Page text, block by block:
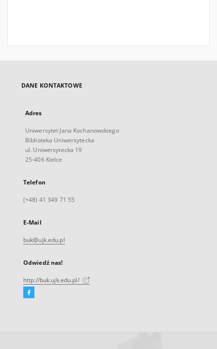
DANE KONTAKTOWE
Adres
Uniwersytet Jana Kochanowskiego
Biblioteka Uniwersytecka
ul. Uniwersytecka 19
25-406 Kielce
Telefon
(+48) 41 349 71 55
E-Mail
buk@ujk.edu.pl
Odwiedź nas!
http://buk.ujk.edu.pl/
Facebook